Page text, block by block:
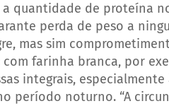
a quantidade de proteína
perda de peso a
mas sim
farinha branca, por
integrais,
período noturno. “A